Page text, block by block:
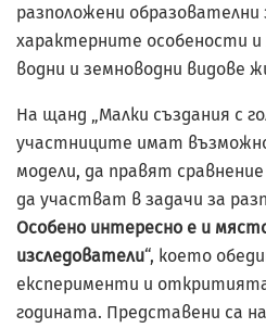
разположени образователни
характерните особености и
водни и земноводни видове
На щанд „Малки създания с
участниците имат
модели, да правят
да участват в задачи за
Особено интересно е и
изследователи“, което
експерименти и
годината. Представени са